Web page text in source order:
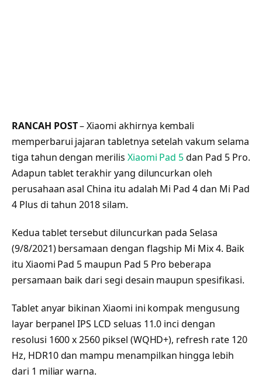
RANCAH POST– Xiaomi akhirnya kembali
memperbarui jajaran tabletnya setelah vakum selama
tiga tahun dengan merilis Xiaomi Pad 5dan Pad 5 Pro.
Adapun tablet terakhir yang diluncurkan oleh
perusahaan asal China itu adalah Mi Pad 4 dan Mi Pad
4 Plus di tahun 2018 silam.
Kedua tablet tersebut diluncurkan pada Selasa
(9/8/2021) bersamaan dengan flagship Mi Mix 4. Baik
itu Xiaomi Pad 5 maupun Pad 5 Pro beberapa
persamaan baik dari segi desain maupun spesifikasi.
Tablet anyar bikinan Xiaomi ini kompak mengusung
layar berpanel IPS LCD seluas 11.0 inci dengan
resolusi 1600 x 2560 piksel (WQHD+), refresh rate 120
Hz, HDR10 dan mampu menampilkan hingga lebih
dari 1 miliar warna.